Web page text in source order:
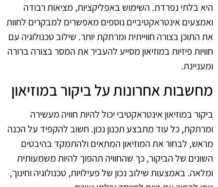
היא בלתי נפרדת. השימוש באפליקציות, מציאות רבודה
ואמצעים אינטראקטיביים נוספים מאפשרים למבקרים לחוות
את התוכן בצורה חווייתית ומרתקת יותר. שילוב טכנולוגיה עם
חוויות פיזיות במוזיאון מסייע להעביר את המסר בצורה ברורה
ומעניינת.
מחשבות אחרונות על ביקור במוזיאון
ביקור במוזיאון אינטראקטיבי יכול להיות חוויה מעשירה
ומרתקת, כל עוד מתבצע תכנון נכון. חשוב להקפיד על הכנה
מראש, לבחור את המוזיאון המתאים ולהתמקד בהיבטים
השונים של הביקור, כך שהחוויה תהפוך להיות משמעותית
ומלאה. באמצעות שילוב נכון של פעילויות, טכנולוגיה וחינוך,